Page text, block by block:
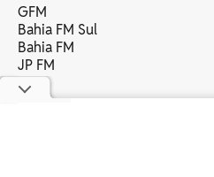
GFM
Bahia FM Sul
Bahia FM
JP FM